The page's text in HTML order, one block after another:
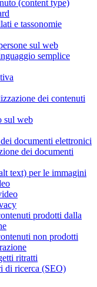
(content type)
e tassonomie
sul web
semplice
dei contenuti
sul web
documenti elettronici
dei documenti
text) per le immagini
prodotti dalla
non prodotti
ritratti
di ricerca (SEO)